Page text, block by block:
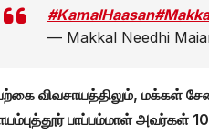
#KamalHaasan
— Makkal Needhi
விவசாயத்திலும், மக்கள்
பாப்பம்மாள் அவர்கள்